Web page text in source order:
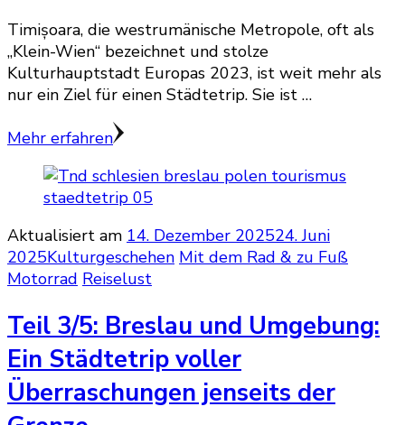
Timișoara, die westrumänische Metropole, oft als
„Klein-Wien“ bezeichnet und stolze
Kulturhauptstadt Europas 2023, ist weit mehr als
nur ein Ziel für einen Städtetrip. Sie ist …
Mehr erfahren
Aktualisiert am 14. Dezember 202524. Juni
2025Kulturgeschehen Mit dem Rad & zu Fuß
Motorrad Reiselust
Teil 3/5: Breslau und Umgebung:
Ein Städtetrip voller
Überraschungen jenseits der